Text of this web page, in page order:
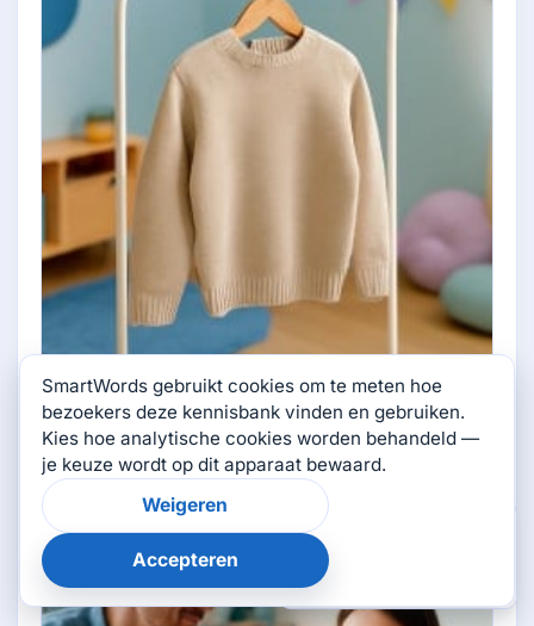
Hava ve gökyüzü
1 onderwerpen
Was deze pagina
nuttig?
👍
SmartWords gebruikt cookies om te meten hoe
bezoekers deze kennisbank vinden en gebruiken.
Kies hoe analytische cookies worden behandeld —
je keuze wordt op dit apparaat bewaard.
Weigeren
Accepteren